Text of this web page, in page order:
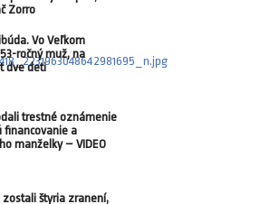
Zorro
Vo Veľkom
ročný muž, na
dve deti
trestné oznámenie
financovanie a
manželky – VIDEO
štyria zranení,